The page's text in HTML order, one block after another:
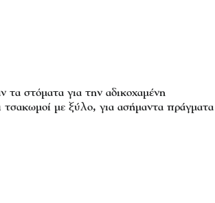
τα στόματα για την αδικοχαμένη
με ξύλο, για ασήμαντα πράγματα